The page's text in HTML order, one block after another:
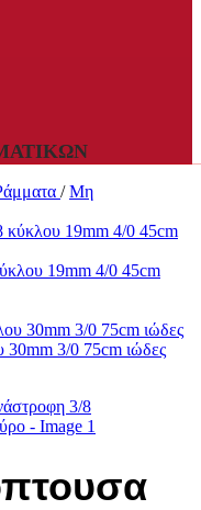
/ Μη
19mm 4/0 45cm
3/0 75cm ιώδες